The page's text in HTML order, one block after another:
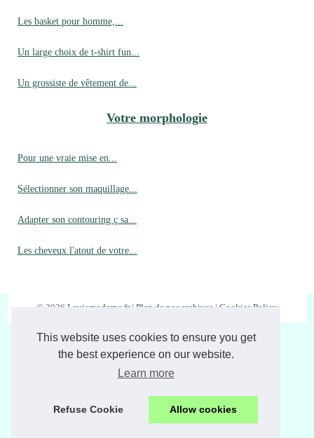
This website uses cookies to ensure you get
the best experience on our website.
Learn more
Refuse Cookie Allow cookies
Les basket pour homme,...
Un large choix de t-shirt fun...
Un grossiste de vêtement de...
Votre morphologie
Pour une vraie mise en...
Sélectionner son maquillage...
Adapter son contouring ç sa...
Les cheveux l'atout de votre...
© 2026 Laviemoderne.fr| Plan de nos archives | Cookies Policy